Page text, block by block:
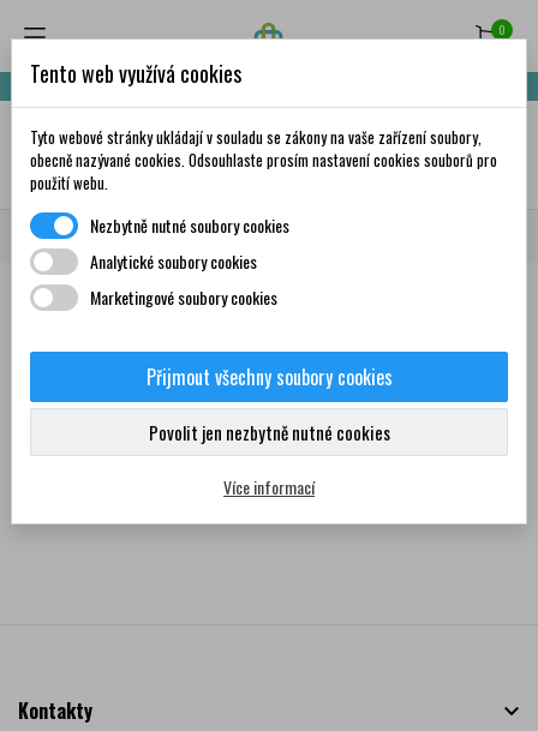
0
Nakupte za 999,- Kč a získáte dopravu zdarma!
✦AI
Domů Značky Livostin
Seznam produktů podle značky
Žádný produkt nebyl bohužel nalezen
Kontakty

Tento web využívá cookies
Tyto webové stránky ukládají v souladu se zákony na vaše zařízení soubory,
obecně nazývané cookies. Odsouhlaste prosím nastavení cookies souborů pro
použití webu.
Nezbytně nutné soubory cookies
Analytické soubory cookies
Marketingové soubory cookies
Přijmout všechny soubory cookies
Povolit jen nezbytně nutné cookies
Více informací